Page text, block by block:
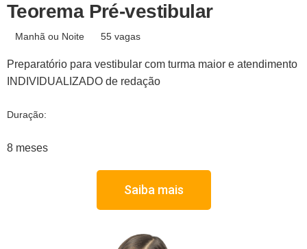
Teorema Pré-vestibular
Manhã ou Noite 55 vagas
Preparatório para vestibular com turma maior e atendimento
INDIVIDUALIZADO de redação
Duração:
8 meses
Saiba mais